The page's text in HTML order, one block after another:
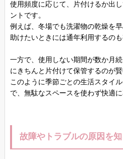
使用頻度に応じて、片付けるか出
ントです。
例えば、冬場でも洗濯物の乾燥を
助けたいときには通年利用するのも
一方で、使用しない期間が数か月
にきちんと片付けて保管するのが賢
このように季節ごとの生活スタイ
で、無駄なスペースを使わず快適に
故障やトラブルの原因を